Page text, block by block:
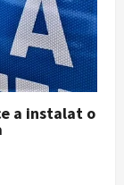
a instalat o